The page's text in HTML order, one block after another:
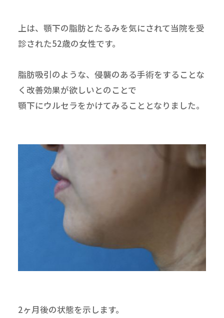
上は、顎下の脂肪とたるみを気にされて当院を受
診された52歳の女性です。
脂肪吸引のような、侵襲のある手術をすることな
く改善効果が欲しいとのことで
顎下にウルセラをかけてみることとなりました。
2ヶ月後の状態を示します。